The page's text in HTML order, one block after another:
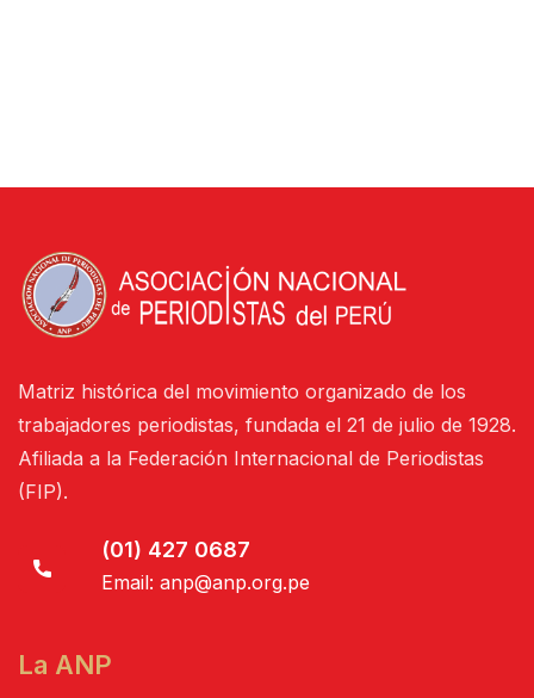
Matriz histórica del movimiento organizado de los
trabajadores periodistas, fundada el 21 de julio de 1928.
Afiliada a la Federación Internacional de Periodistas
(FIP).
(01) 427 0687
Email: anp@anp.org.pe
La ANP